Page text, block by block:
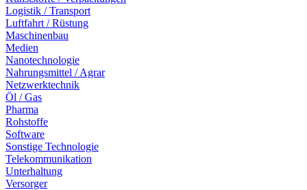
Logistik / Transport
Luftfahrt / Rüstung
Maschinenbau
Medien
Nanotechnologie
Nahrungsmittel / Agrar
Netzwerktechnik
Öl / Gas
Pharma
Rohstoffe
Software
Sonstige Technologie
Telekommunikation
Unterhaltung
Versorger